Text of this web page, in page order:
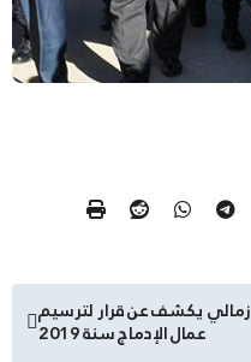
زمالي يكشف عن قرار لترسيم
عمال الإدماج سنة 2019